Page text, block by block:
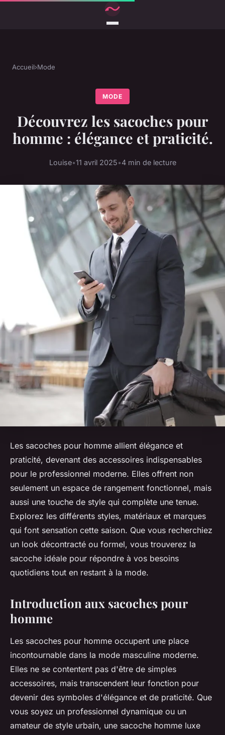
Accueil›Mode
MODE
Découvrez les sacoches pour
homme : élégance et praticité.
Louise•11 avril 2025•4 min de lecture
Les sacoches pour homme allient élégance et
praticité, devenant des accessoires indispensables
pour le professionnel moderne. Elles offrent non
seulement un espace de rangement fonctionnel, mais
aussi une touche de style qui complète une tenue.
Explorez les différents styles, matériaux et marques
qui font sensation cette saison. Que vous recherchiez
un look décontracté ou formel, vous trouverez la
sacoche idéale pour répondre à vos besoins
quotidiens tout en restant à la mode.
Introduction aux sacoches pour
homme
Les sacoches pour homme occupent une place
incontournable dans la mode masculine moderne.
Elles ne se contentent pas d'être de simples
accessoires, mais transcendent leur fonction pour
devenir des symboles d'élégance et de praticité. Que
vous soyez un professionnel dynamique ou un
amateur de style urbain, une sacoche homme luxe